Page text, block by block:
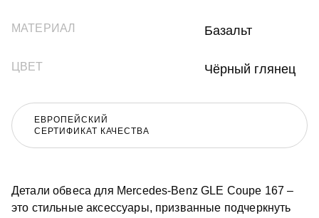
МАТЕРИАЛ Базальт
ЦВЕТ Чёрный глянец
ЕВРОПЕЙСКИЙ
СЕРТИФИКАТ КАЧЕСТВА
Детали обвеса для Mercedes-Benz GLE Coupe 167 –
это стильные аксессуары, призванные подчеркнуть